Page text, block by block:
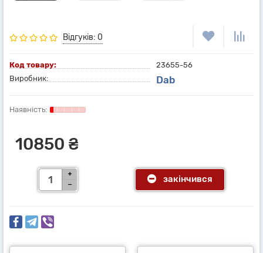
Відгуків: 0
Код товару:
23655-56
Виробник:
Dab
10850 ₴
закінчився